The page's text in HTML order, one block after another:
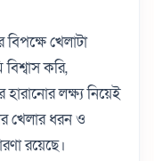
বিপক্ষে খেলাটা
করি,
লক্ষ্য নিয়েই
খেলার ধরন ও
রয়েছে।